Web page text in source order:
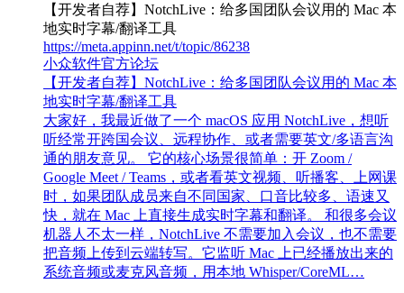
【开发者自荐】NotchLive：给多国团队会议用的 Mac 本
地实时字幕/翻译工具
https://meta.appinn.net/t/topic/86238
小众软件官方论坛
【开发者自荐】NotchLive：给多国团队会议用的 Mac 本
地实时字幕/翻译工具
大家好，我最近做了一个 macOS 应用 NotchLive，想听
听经常开跨国会议、远程协作、或者需要英文/多语言沟
通的朋友意见。 它的核心场景很简单：开 Zoom /
Google Meet / Teams，或者看英文视频、听播客、上网课
时，如果团队成员来自不同国家、口音比较多、语速又
快，就在 Mac 上直接生成实时字幕和翻译。 和很多会议
机器人不太一样，NotchLive 不需要加入会议，也不需要
把音频上传到云端转写。它监听 Mac 上已经播放出来的
系统音频或麦克风音频，用本地 Whisper/CoreML…